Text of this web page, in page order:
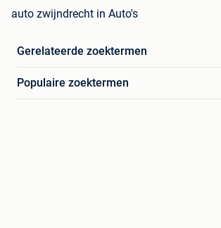
auto zwijndrecht in Auto's
Gerelateerde zoektermen
Populaire zoektermen